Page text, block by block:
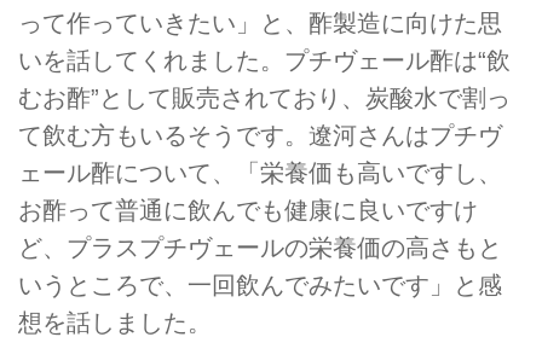
って作っていきたい」と、酢製造に向けた思
いを話してくれました。プチヴェール酢は“飲
むお酢”として販売されており、炭酸水で割っ
て飲む方もいるそうです。遼河さんはプチヴ
ェール酢について、「栄養価も高いですし、
お酢って普通に飲んでも健康に良いですけ
ど、プラスプチヴェールの栄養価の高さもと
いうところで、一回飲んでみたいです」と感
想を話しました。